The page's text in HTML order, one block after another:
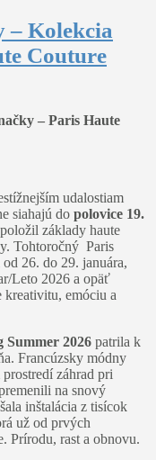
– Kolekcia
Couture
– Paris Haute
udalostiam
siahajú do polovice 19.
položil základy haute
Tohtoročný Paris
26. do 29. januára,
Leto 2026 a opäť
kreativitu, emóciu a
2026 patrila k
Francúzsky módny
záhrad pri
na snový
inštalácia z tisícok
už od prvých
Prírodu, rast a obnovu.